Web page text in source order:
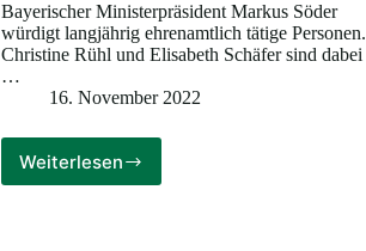
Bayerischer Ministerpräsident Markus Söder
würdigt langjährig ehrenamtlich tätige Personen.
Christine Rühl und Elisabeth Schäfer sind dabei
…
16. November 2022
WeiterlesenAnerkennung